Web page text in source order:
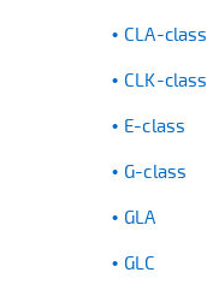
CLA-class
CLK-class
E-class
G-class
GLA
GLC